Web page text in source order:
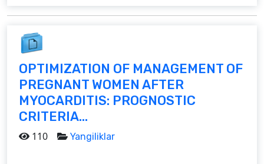
OPTIMIZATION OF MANAGEMENT OF
PREGNANT WOMEN AFTER
MYOCARDITIS: PROGNOSTIC
CRITERIA...
110 Yangiliklar